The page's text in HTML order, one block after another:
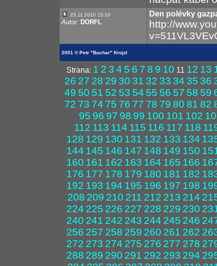
25.11.2010 15:10
Autor: DORFL
Den polévky
http://
2001 © Petr "Buchar" Krojzl
Strana: 1 2 3 4 5 6 7 8 9 10 11 12 13
26 27 28 29 30 31 32 33 34 35 36
49 50 51 52 53 54 55 56 57 58 59
72 73 74 75 76 77 78 79 80 81 82
95 96 97 98 99 100 101 102
112 113 114 115 116 117 118
128 129 130 131 132 133 134
144 145 146 147 148 149 150
160 161 162 163 164 165 166
176 177 178 179 180 181 182
192 193 194 195 196 197 198
208 209 210 211 212 213 214
224 225 226 227 228 229 230
240 241 242 243 244 245 246
256 257 258 259 260 261 262
272 273 274 275 276 277 278
288 289 290 291 292 293 294